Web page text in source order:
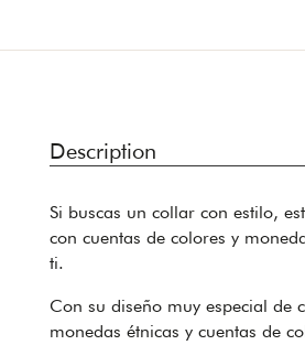
Description
Si buscas un collar con estilo,
con cuentas de colores y
ti.
Con su diseño muy especial de
monedas étnicas y cuentas de